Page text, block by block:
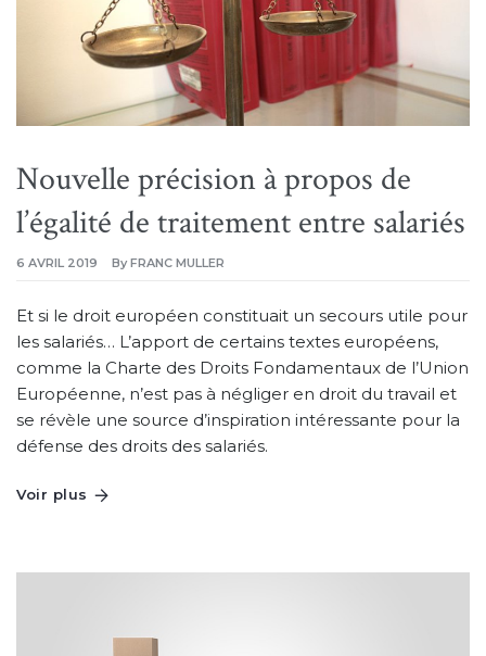
Nouvelle précision à propos de
l’égalité de traitement entre salariés
6 AVRIL 2019 By FRANC MULLER
Et si le droit européen constituait un secours utile pour
les salariés… L’apport de certains textes européens,
comme la Charte des Droits Fondamentaux de l’Union
Européenne, n’est pas à négliger en droit du travail et
se révèle une source d’inspiration intéressante pour la
défense des droits des salariés.
Voir plus